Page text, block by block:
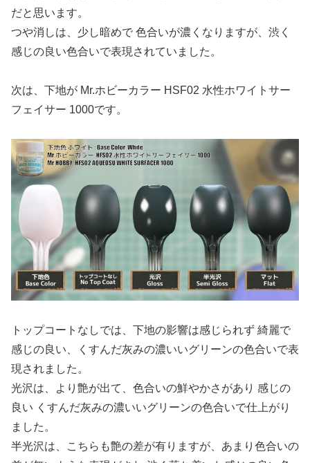
だと思います。
つや消しは、少し暗めで 色合いが濃くなりますが、渋く
感じの良い色合いで表現されていました。
次は、下地が Mr.ホビーカラー HSF02 水性ホワイトサー
フェイサー 1000です。
トップコートなしでは、下地の影響は感じられず 綺麗で
感じの良い、くすんだ灰みの濃いいグリーンの色合いで表
現されました。
光沢は、より艶が出て、色合いの鮮やかさがあり 感じの
良い くすんだ灰みの濃いいグリーンの色合いで仕上がり
ました。
半光沢は、こちらも艶の差が有りますが、あまり色合いの